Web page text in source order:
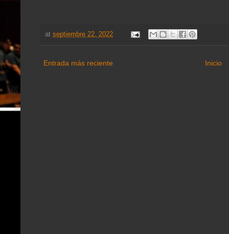
at septiembre 22, 2022
Entrada más reciente Inicio